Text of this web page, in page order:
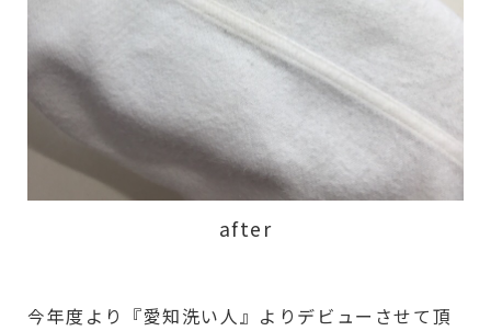
after
今年度より『愛知洗い人』よりデビューさせて頂